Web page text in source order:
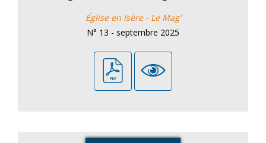
Église en Isère - Le Mag'
N° 13 - septembre 2025